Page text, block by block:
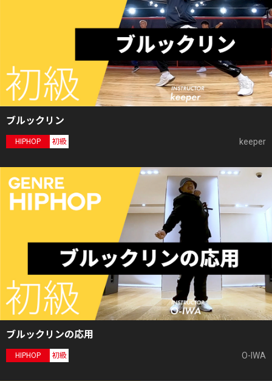
ブルックリン
HIPHOP 初級 keeper
ブルックリンの応用
HIPHOP 初級 O-IWA